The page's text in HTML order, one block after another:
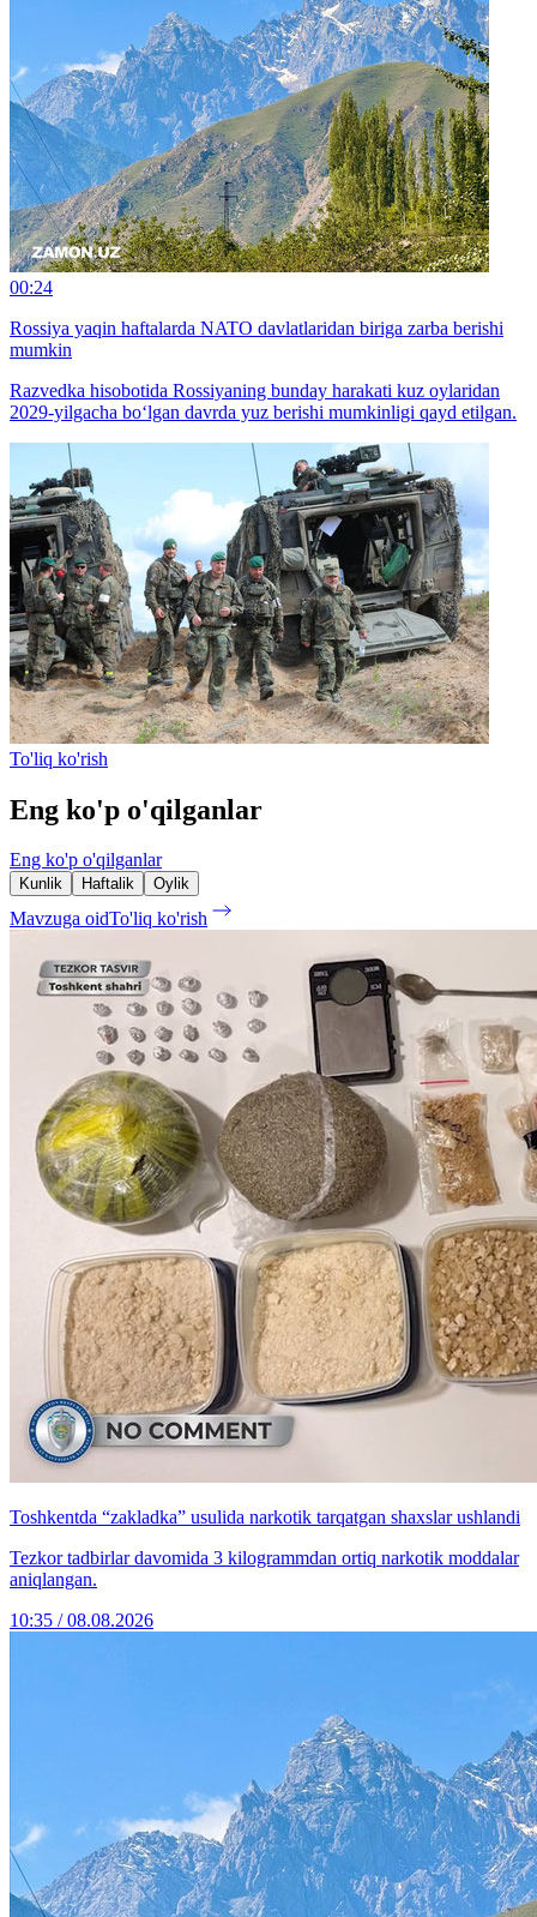
00:24
Rossiya yaqin haftalarda NATO davlatlaridan biriga zarba berishi
mumkin
Razvedka hisobotida Rossiyaning bunday harakati kuz oylaridan
2029-yilgacha bo‘lgan davrda yuz berishi mumkinligi qayd etilgan.
To'liq ko'rish
Eng ko'p o'qilganlar
Eng ko'p o'qilganlar
Kunlik Haftalik Oylik
Mavzuga oidTo'liq ko'rish
Toshkentda “zakladka” usulida narkotik tarqatgan shaxslar ushlandi
Tezkor tadbirlar davomida 3 kilogrammdan ortiq narkotik moddalar
aniqlangan.
10:35 / 08.08.2026